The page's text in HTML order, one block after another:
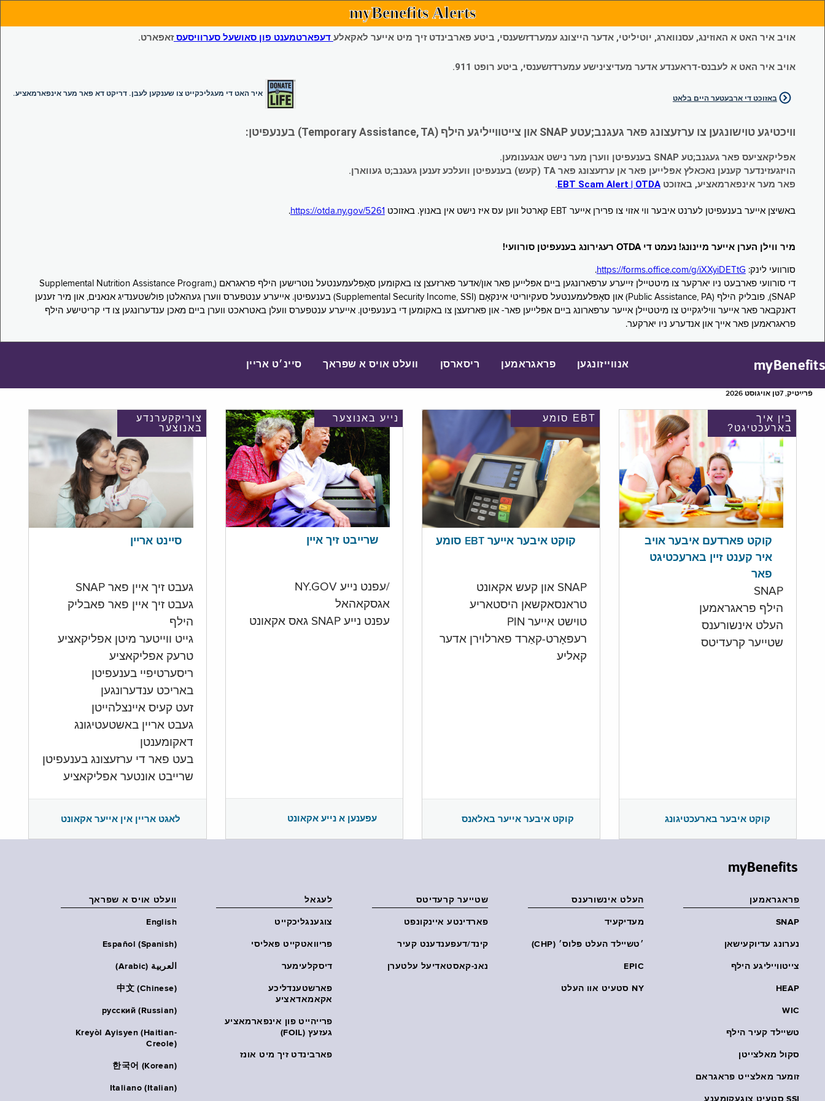
myBenefits Alerts
אויב איר האט א האוזינג, עסנווארג, יוטיליטי, אדער הייצונג עמערדזשענסי, ביטע פארבינדט זיך מיט אייער לאקאלע דעפארטמענט פון סאושעל סערוויסעסזאפארט.
אויב איר האט א לעבנס-דראענדע אדער מעדיצינישע עמערדזשענסי, ביטע רופט 911.
איר האט די מעגליכקייט צו שענקען לעבן. דריקט דא פאר מער אינפארמאציע.
באזוכט די ארבעטער היים בלאט
וויכטיגע טוישונגען צו ערזעצונג פאר געגנב;עטע SNAP און צייטווייליגע הילף (Temporary Assistance, TA) בענעפיטן:
אפליקאציעס פאר געגנב;טע SNAP בענעפיטן ווערן מער נישט אנגענומען.
הויזגעזינדער קענען נאכאלץ אפּלייען פאר אן ערזעצונג פאר TA (קעש) בענעפיטן וועלכע זענען געגנב;ט געווארן.
פאר מער אינפארמאציע, באזוכטEBT Scam Alert | OTDA
.
באשיצן אייער בענעפיטן לערנט איבער ווי אזוי צו פרירן אייער EBT קארטל ווען עס איז נישט אין באנוץ. באזוכט https://otda.ny.gov/5261
.
מיר ווילן הערן אייער מיינונג! נעמט די OTDA רעגירונג בענעפיטן סורוועי!
סורוועי לינק: https://forms.office.com/g/iXXyiDETtG
.
די סורוועי פארבעט ניו יארקער צו מיטטיילן זייערע ערפארונגען ביים אפּלייען פאר און/אדער פארזעצן צו באקומען סאָפּלעמענטעל נוּטרישען הילף פראגראם (Supplemental Nutrition Assistance Program,
SNAP), פובליק הילף (Public Assistance, PA) און סאָפּלעמענטעל סעקיוריטי אינקאָם (Supplemental Security Income, SSI) בענעפיטן. אייערע ענטפערס ווערן געהאלטן פולשטענדיג אנאנים, און מיר זענען
דאנקבאר פאר אייער וויליגקייט צו מיטטיילן אייער ערפארונג ביים אפּלייען פאר- און פארזעצן צו באקומען די בענעפיטן. אייערע ענטפערס וועלן באטראכט ווערן ביים מאכן ענדערונגען צו די קריטישע הילף
פראגראמען פאר אייך און אנדערע ניו יארקער.
myBenefits אנווייזונגען פראגראמען ריסארסן וועלט אויס א שפראך סיינ׳ט אריין
פֿרײַטיק, 7טן אויגוסט 2026
צוריקקערנדע
באנוצער
סיינט אריין
געבט זיך איין פאר SNAP
געבט זיך איין פאר פאבליק
הילף
גייט ווייטער מיטן אפליקאציע
טרעק אפליקאציע
ריסערטיפיי בענעפיטן
באריכט ענדערונגען
זעט קעיס איינצלהייטן
געבט אריין באשטעטיגונג
דאקומענטן
בעט פאר די ערזעצונג בענעפיטן
שרייבט אונטער אפליקאציע
לאגט אריין אין אייער אקאונט
נייע באנוצער
שרייבט זיך איין
/עפנט נייע NY.GOV
אגסקאהאל
עפנט נייע SNAP גאס אקאונט
עפענען א נייע אקאונט
EBT סומע
קוקט איבער אייער EBT סומע
SNAP און קעש אקאונט
טראנסאקשאן היסטאריע
טוישט אייער PIN
רעפּאָרט-קאַרד פארלוירן אדער
קאליע
קוקט איבער אייער באלאנס
בין איך
בארעכטיגט?
קוקט פארדעם איבער אויב
איר קענט זיין בארעכטיגט
פאר
SNAP
הילף פראגראמען
העלט אינשורענס
שטייער קרעדיטס
קוקט איבער בארעכטיגונג
myBenefits
פראגראמען
SNAP
נערונג עדיוקעישאן
צייטווייליגע הילף
HEAP
WIC
טשיילד קעיר הילף
סקול מאלצייטן
זומער מאלצייט פראגראם
SSI סטעיט צוגעקומענע
העלט אינשורענס
מעדיקעיד
׳טשיילד העלט פּלוס׳ (CHP)
EPIC
NY סטעיט אוו העלט
שטייער קרעדיטס
פארדינטע איינקונפט
קינד/דעפענדענט קעיר
נאנ-קאסטאדיעל עלטערן
לעגאל
צוגענגליכקייט
פּריוואטקייט פּאליסי
דיסקלעימער
פארשטענדליכע
אקאמאדאציע
פרייהייט פון אינפארמאציע
געזעץ (FOIL)
פארבינדט זיך מיט אונז
וועלט אויס א שפראך
English
Español (Spanish)
العربية (Arabic)
中文 (Chinese)
русский (Russian)
Kreyòl Ayisyen (Haitian-
Creole)
한국어 (Korean)
Italiano (Italian)